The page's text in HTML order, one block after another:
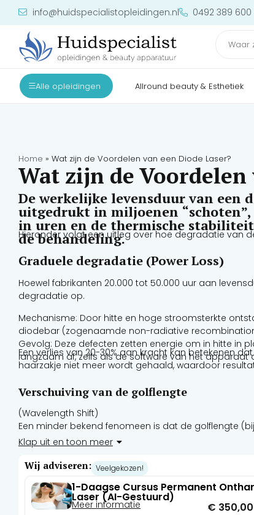
info@huidspecialistopleidingen.nl 0492 389 600
Alle opleidingen Allround beauty & Esthetiek
Home » Wat zijn de Voordelen van een Diode Laser?
Wat zijn de Voordelen
De werkelijke levensduur van een
uitgedrukt in miljoenen
in uren en de thermische
de behandeling.
Hieronder volgt een uitleg over hoe degradatie van
Graduele degradatie (Power Loss)
Hoewel fabrikanten 20.000 tot 50.000 uur aan
degradatie op.
Mechanisme: Door hitte en hoge stroomsterkte
diodebar (zogenaamde non-radiative
Gevolg: Deze defecten zetten energie om in hitte in
langzaam af, zelfs als de software van het
Een verlies van 20-30% aan kracht kan betekenen
haarzakje niet meer wordt gehaald, waardoor
Verschuiving van de golflengte
(Wavelength Shift)
Een minder bekend fenomeen is dat de golflengte
overgang in de diode.
Slijtage en hitte: Naarmate de diodebar veroudert
Verschuiving: Een temperatuurstijging van de diode
graad Celsius). Hoewel een verschuiving van
veranderen, waardoor de laser minder diep
Klap uit en toon meer
Wij adviseren: Veelgekozen!
1-Daagse Cursus Permanent
Laser (AI-Gestuurd)
Meer informatie € 350,00